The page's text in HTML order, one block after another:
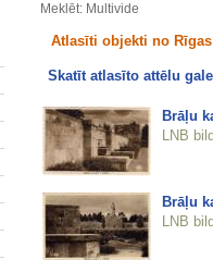
Meklēt: Multivide
Atlasīti objekti no
Skatīt atlasīto attēlu
Brāļu
LNB
Brāļu
LNB